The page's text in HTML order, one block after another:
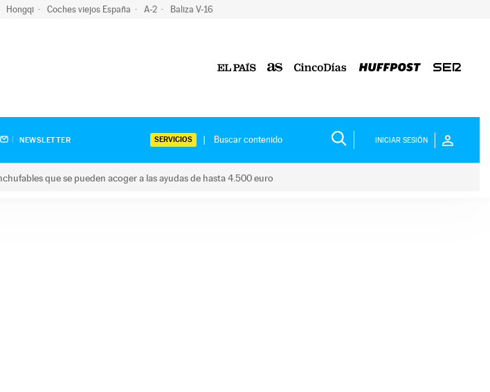
Hongqi Coches viejos España A-2 Baliza V-16
NEWSLETTER SERVICIOS INICIAR SESIÓN
que se pueden acoger a las ayudas de hasta 4.500 euro